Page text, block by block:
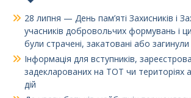
28 липня — День пам’яті Захисників і
учасників добровольчих формувань і
були страчені, закатовані або загинули
Інформація для вступників,
задекларованих на ТОТ чи територіях
дій